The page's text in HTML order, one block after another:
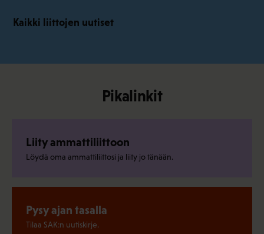
Kaikki liittojen uutiset
Pikalinkit
Liity ammattiliittoon
Löydä oma ammattiliittosi ja liity jo tänään.
Pysy ajan tasalla
Tilaa SAK:n uutiskirje.